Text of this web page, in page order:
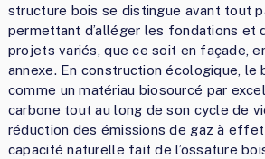
structure bois se distingue avant tout
permettant d’alléger les fondations et
projets variés, que ce soit en façade,
annexe. En construction écologique, le
comme un matériau biosourcé par
carbone tout au long de son cycle de
réduction des émissions de gaz à
capacité naturelle fait de l’ossature